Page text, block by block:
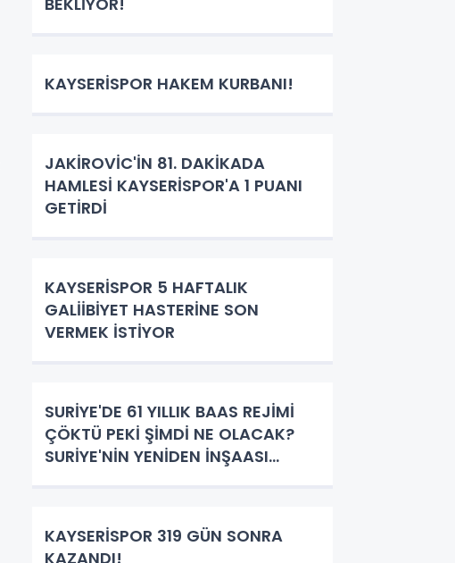
KAYSERİSPOR HAKEM KURBANI!
JAKİROVİC'İN 81. DAKİKADA
HAMLESİ KAYSERİSPOR'A 1 PUANI
GETİRDİ
KAYSERİSPOR 5 HAFTALIK
GALİİBİYET HASTERİNE SON
VERMEK İSTİYOR
SURİYE'DE 61 YILLIK BAAS REJİMİ
ÇÖKTÜ PEKİ ŞİMDİ NE OLACAK?
SURİYE'NİN YENİDEN İNŞAASI
KAYSERİSPOR 319 GÜN SONRA
KAZANDI!